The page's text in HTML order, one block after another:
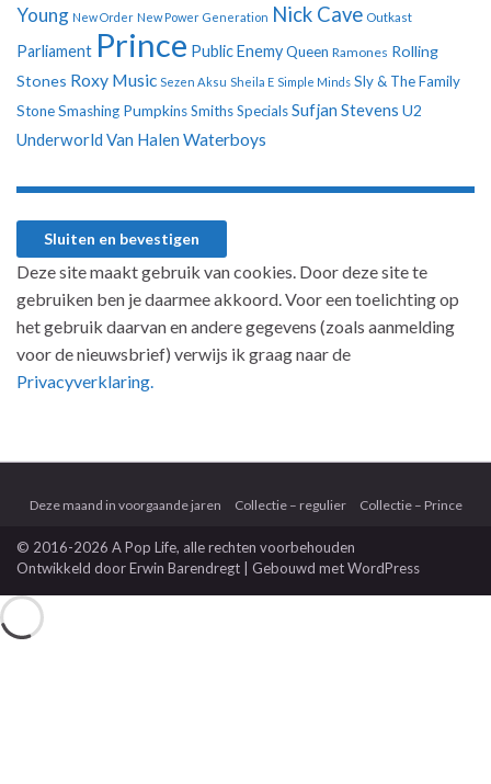
Young New Order New Power Generation Nick Cave Outkast
Parliament Prince Public EnemyQueen Ramones Rolling
Stones Roxy Music Sezen Aksu Sheila E Simple Minds Sly & The Family
StoneSmashing PumpkinsSmithsSpecialsSufjan Stevens U2
Underworld Van Halen Waterboys
Deze site maakt gebruik van cookies. Door deze site te
gebruiken ben je daarmee akkoord. Voor een toelichting op
het gebruik daarvan en andere gegevens (zoals aanmelding
voor de nieuwsbrief) verwijs ik graag naar de
Privacyverklaring.
Deze maand in voorgaande jaren Collectie – regulier Collectie – Prince
© 2016-2026 A Pop Life, alle rechten voorbehouden
Ontwikkeld doorErwin Barendregt | Gebouwd metWordPress